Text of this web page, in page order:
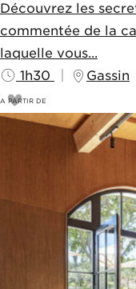
Découvrez les
commentée de la
laquelle vous...
1h30
Gassin
A PARTIR DE
18€